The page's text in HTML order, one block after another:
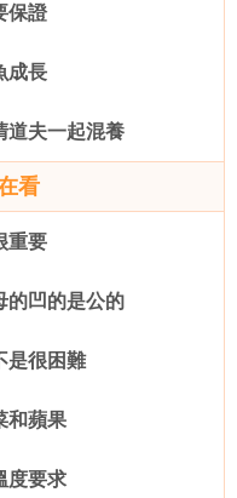
保證
成長
道夫一起混養
看
重要
的凹的是公的
是很困難
和蘋果
度要求